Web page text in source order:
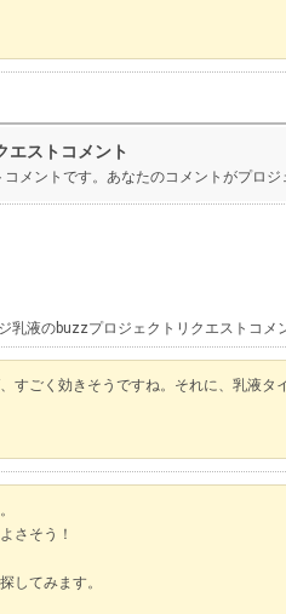
エストコメント
メントです。あなたのコメントがプロ
乳液のbuzzプロジェクトリクエストコメ
すごく効きそうですね。それに、乳液タ
さそう！
してみます。